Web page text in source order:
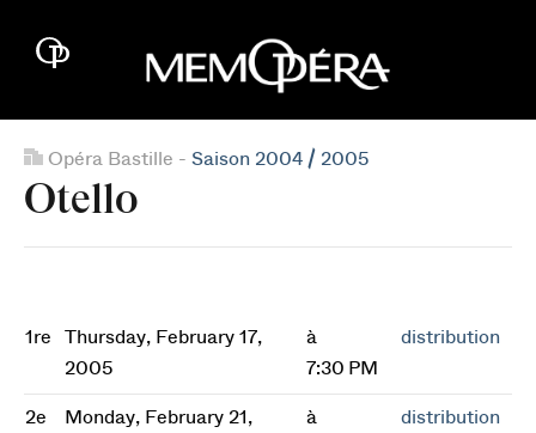
Opéra Bastille - Saison 2004 / 2005
Otello
1re
Thursday, February 17,
2005
à
7:30 PM
distribution
2e
Monday, February 21,
à
distribution